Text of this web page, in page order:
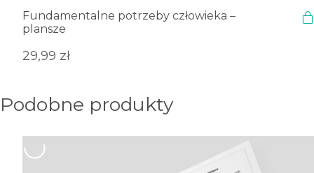
Fundamentalne potrzeby człowieka –
plansze
29,99 zł
Podobne produkty